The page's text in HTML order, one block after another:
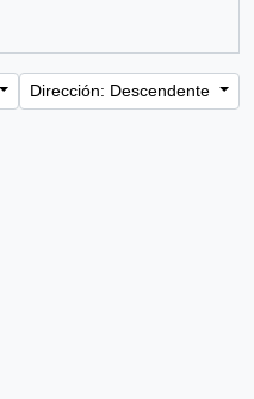
Dirección: Descendente